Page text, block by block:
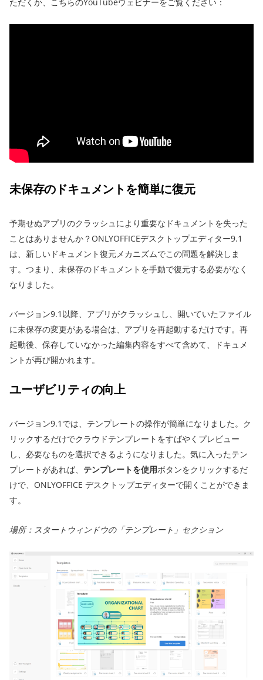
未保存のドキュメントを簡単に復元
予期せぬアプリのクラッシュにより重要なドキュメントを失った
ことはありませんか？ONLYOFFICEデスクトップエディター9.1
は、新しいドキュメント復元メカニズムでこの問題を解決しま
す。つまり、未保存のドキュメントを手動で復元する必要がなく
なりました。
バージョン9.1以降、アプリがクラッシュし、開いていたファイル
に未保存の変更がある場合は、アプリを再起動するだけです。再
起動後、保存していなかった編集内容をすべて含めて、ドキュメ
ントが再び開かれます。
ユーザビリティの向上
バージョン9.1では、テンプレートの操作が簡単になりました。ク
リックするだけでクラウドテンプレートをすばやくプレビュー
し、必要なものを選択できるようになりました。気に入ったテン
プレートがあれば、 テンプレートを使用ボタンをクリックするだ
けで、ONLYOFFICE デスクトップエディターで開くことができま
す。
場所：スタートウィンドウの「テンプレート」セクション